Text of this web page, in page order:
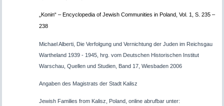
Konin“ – Encyclopedia of Jewish Communities in Poland, Vol. 1, S. 235 –
238
Michael Alberti, Die Verfolgung und Vernichtung der Juden im Reichsgau
Wartheland 1939 - 1945, hrg. vom Deutschen Historischen Institut
Warschau, Quellen und Studien, Band 17, Wiesbaden 2006
Angaben des Magistrats der Stadt Kalisz
Jewish Families from Kalisz, Poland, online abrufbar unter: